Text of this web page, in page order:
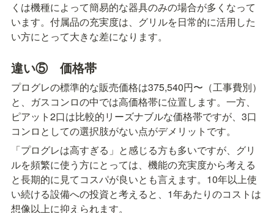
くは機種によって簡易的な器具のみの場合が多くなって
います。付属品の充実度は、グリルを日常的に活用した
い方にとって大きな差になります。
違い⑤　価格帯
プログレの標準的な販売価格は375,540円〜（工事費別）
と、ガスコンロの中では高価格帯に位置します。一方、
ピアット2口は比較的リーズナブルな価格帯ですが、3口
コンロとしての選択肢がない点がデメリットです。
「プログレは高すぎる」と感じる方も多いですが、グリ
ルを頻繁に使う方にとっては、機能の充実度から考える
と長期的に見てコスパが良いとも言えます。10年以上使
い続ける設備への投資と考えると、1年あたりのコストは
想像以上に抑えられます。